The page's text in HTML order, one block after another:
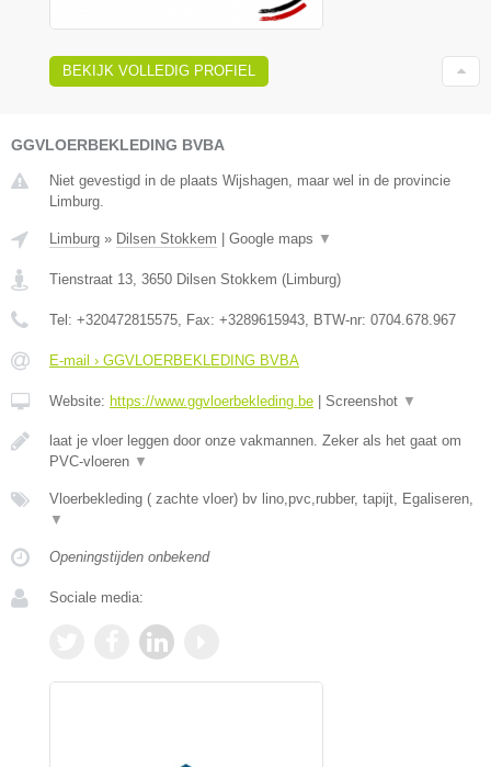
BEKIJK VOLLEDIG PROFIEL
GGVLOERBEKLEDING BVBA
Niet gevestigd in de plaats Wijshagen, maar wel in de provincie
Limburg.
Limburg » Dilsen Stokkem Google maps ▼
Tienstraat 13, 3650 Dilsen Stokkem (Limburg)
Tel: +320472815575, Fax: +3289615943, BTW-nr: 0704.678.967
E-mail › GGVLOERBEKLEDING BVBA
Website: https://www.ggvloerbekleding.be Screenshot ▼
laat je vloer leggen door onze vakmannen. Zeker als het gaat om
PVC-vloeren ▼
Vloerbekleding ( zachte vloer) bv lino,pvc,rubber, tapijt, Egaliseren,
▼
Openingstijden onbekend
Sociale media: